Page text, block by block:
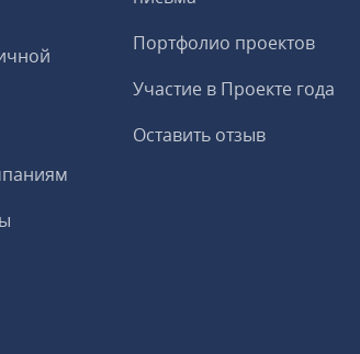
Портфолио проектов
Участие в Проекте года
Оставить отзыв